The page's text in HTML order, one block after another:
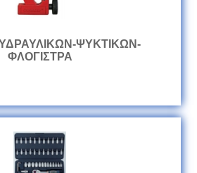
ΨΥΚΤΙΚΩΝ-
ΦΛΟΓΙΣΤΡΑ